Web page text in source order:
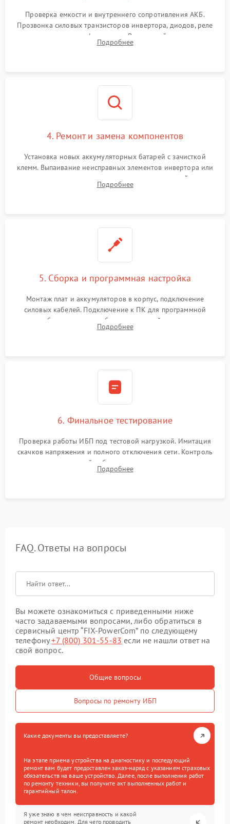
Проверка емкости и внутреннего сопротивления АКБ.
Прозвонка силовых транзисторов инвертора, диодов, реле
переключения и трансформатора. Визуальный поиск вздутых
конденсаторов и прогаров на печатной плате.
Подробнее
4. Ремонт и замена компонентов
Установка новых аккумуляторных батарей с зачисткой
клемм. Выпаивание неисправных элементов инвертора или
цепи зарядки и монтаж новых радиодеталей.
Восстановление поврежденных токоведущих дорожек и
Подробнее
5. Сборка и программная настройка
Монтаж плат и аккумуляторов в корпус, подключение
силовых кабелей. Подключение к ПК для программной
калибровки констант батареи, настройки порогов
срабатывания AVR и сброса счетчиков старения АКБ.
Подробнее
6. Финальное тестирование
Проверка работы ИБП под тестовой нагрузкой. Имитация
скачков напряжения и полного отключения сети. Контроль
времени автономной работы, температурного режима и
корректности формы выходного сигнала.
Подробнее
FAQ. Ответы на вопросы
Вы можете ознакомиться с приведенными ниже
часто задаваемыми вопросами, либо обратиться в
сервисный центр “FIX-PowerCom” по следующему
телефону+7 (800) 301-55-83 если не нашли ответ на
свой вопрос.
Общие вопросы
Вопросы по ремонту ИБП
Какие документы вы предоставляете?
На этапе приема устройства на диагностику и последующий
ремонт вам будет предоставлен заказ-наряд с указанием страховых
обязательств на ваше устройство. Далее, после выполнения работ
по ремонту техники, вы получите акт выполненных работ и
гарантийный талон.
Я уже знаю в чем неисправность и какой
ремонт необходим. Для чего проводить